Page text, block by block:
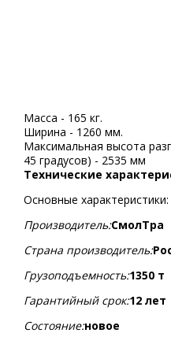
Масса - 165 кг.
Ширина - 1260 мм.
Максимальная высота
45 градусов) - 2535 мм
Технические
Основные характеристики:
Производитель:СмолТра
Страна производитель:
Грузоподъемность:1350 т
Гарантийный срок:12 лет
Состояние:новое